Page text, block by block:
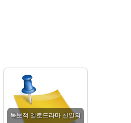
독보적 멜로드라마 천일의